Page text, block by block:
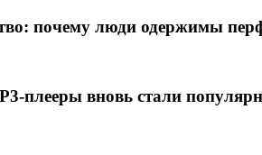
почему люди одержимы
плееры вновь стали